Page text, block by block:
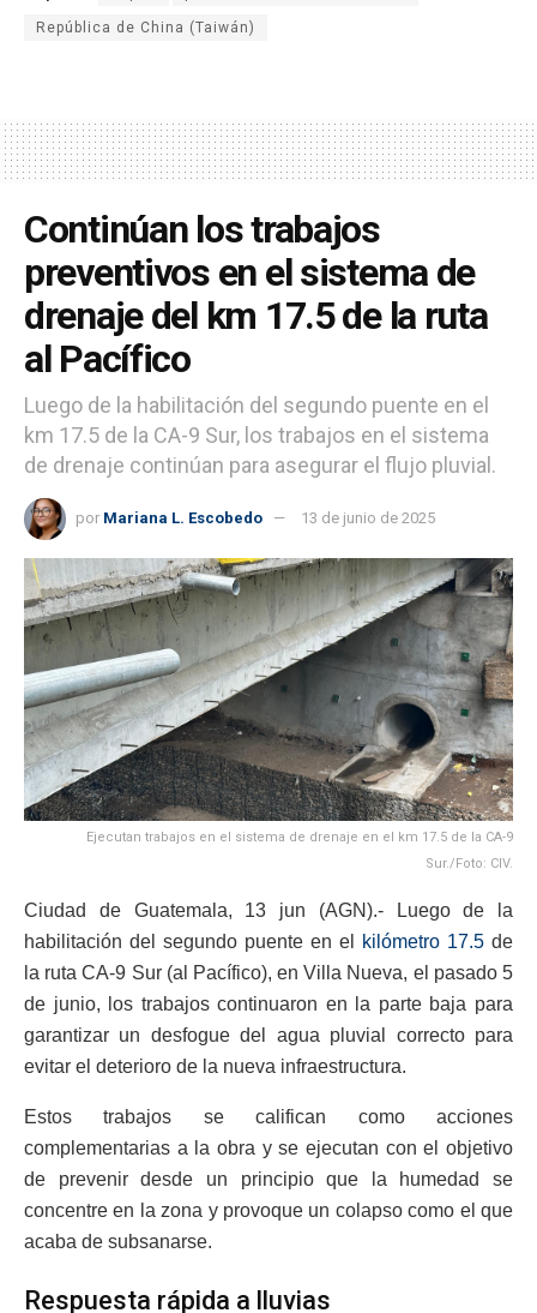
República de China (Taiwán)
Continúan los trabajos
preventivos en el sistema de
drenaje del km 17.5 de la ruta
al Pacífico
Luego de la habilitación del segundo puente en el
km 17.5 de la CA-9 Sur, los trabajos en el sistema
de drenaje continúan para asegurar el flujo pluvial.
por Mariana L. Escobedo 13 de junio de 2025
Ejecutan trabajos en el sistema de drenaje en el km 17.5 de la CA-9
Sur./Foto: CIV.
Ciudad de Guatemala, 13 jun (AGN).- Luego de la
habilitación del segundo puente en el
kilómetro 17.5 de
la ruta CA-9 Sur (al Pacífico), en Villa Nueva, el pasado 5
de junio, los trabajos continuaron en la parte baja para
garantizar un desfogue del agua pluvial correcto para
evitar el deterioro de la nueva infraestructura.
Estos trabajos se califican como acciones
complementarias a la obra y se ejecutan con el objetivo
de prevenir desde un principio que la humedad se
concentre en la zona y provoque un colapso como el que
acaba de subsanarse.
Respuesta rápida a lluvias